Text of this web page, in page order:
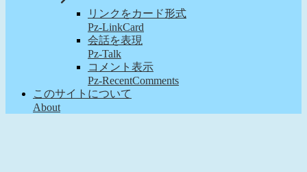
リンクをカード形式
Pz-LinkCard
会話を表現
Pz-Talk
コメント表示
Pz-RecentComments
このサイトについて
About